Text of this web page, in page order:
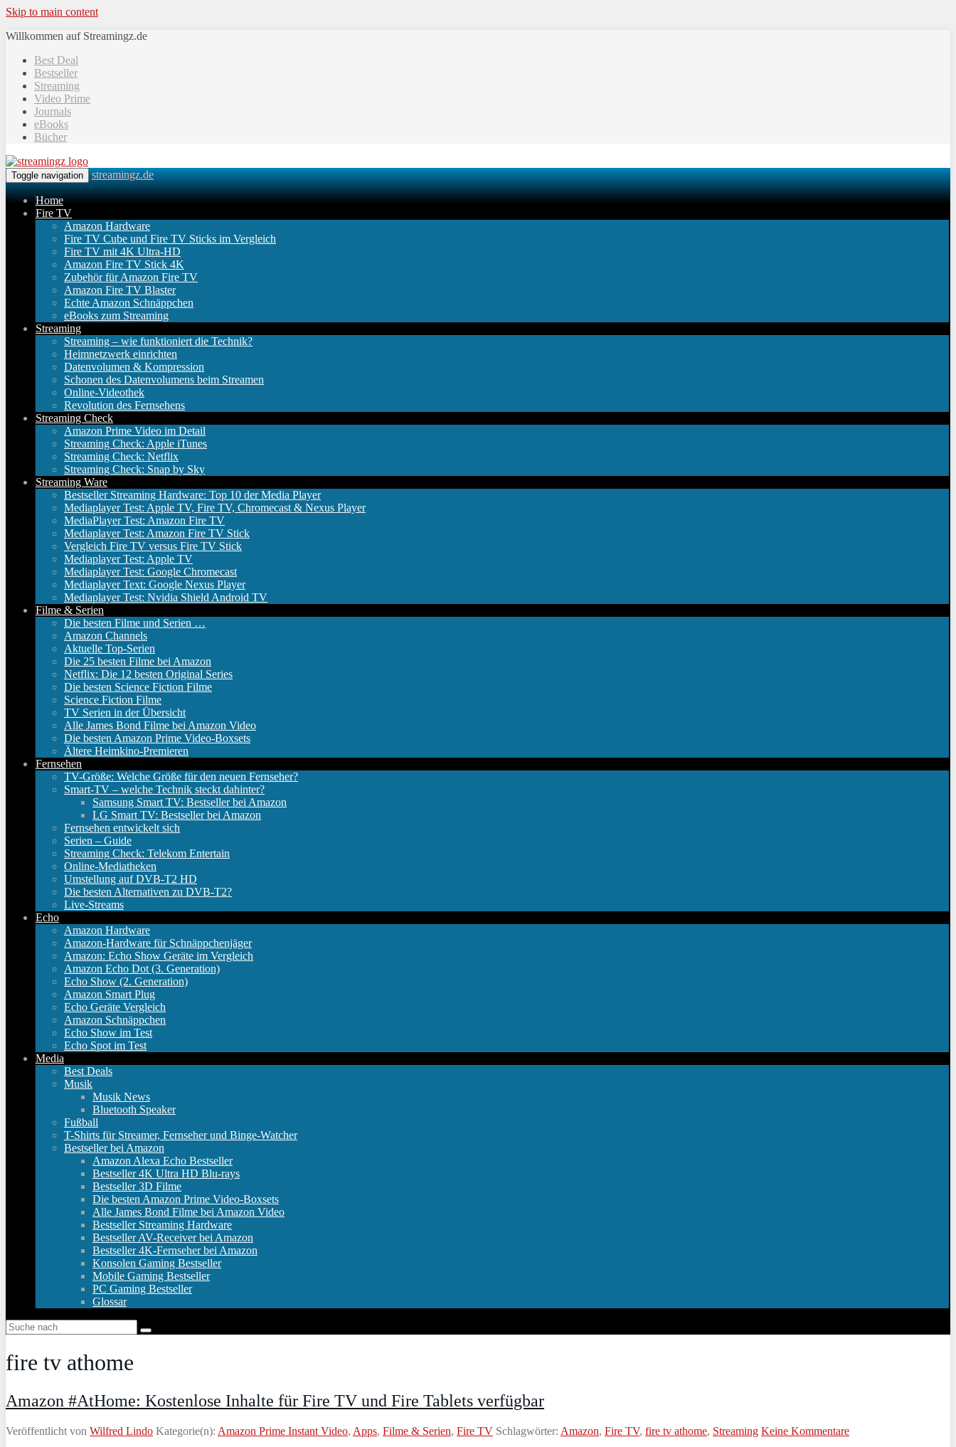
Skip to main content
Willkommen auf Streamingz.de
Best Deal
Bestseller
Streaming
Video Prime
Journals
eBooks
Bücher
Toggle navigation streamingz.de
Home
Fire TV
Amazon Hardware
Fire TV Cube und Fire TV Sticks im Vergleich
Fire TV mit 4K Ultra-HD
Amazon Fire TV Stick 4K
Zubehör für Amazon Fire TV
Amazon Fire TV Blaster
Echte Amazon Schnäppchen
eBooks zum Streaming
Streaming
Streaming – wie funktioniert die Technik?
Heimnetzwerk einrichten
Datenvolumen & Kompression
Schonen des Datenvolumens beim Streamen
Online-Videothek
Revolution des Fernsehens
Streaming Check
Amazon Prime Video im Detail
Streaming Check: Apple iTunes
Streaming Check: Netflix
Streaming Check: Snap by Sky
Streaming Ware
Bestseller Streaming Hardware: Top 10 der Media Player
Mediaplayer Test: Apple TV, Fire TV, Chromecast & Nexus Player
MediaPlayer Test: Amazon Fire TV
Mediaplayer Test: Amazon Fire TV Stick
Vergleich Fire TV versus Fire TV Stick
Mediaplayer Test: Apple TV
Mediaplayer Test: Google Chromecast
Mediaplayer Text: Google Nexus Player
Mediaplayer Test: Nvidia Shield Android TV
Filme & Serien
Die besten Filme und Serien …
Amazon Channels
Aktuelle Top-Serien
Die 25 besten Filme bei Amazon
Netflix: Die 12 besten Original Series
Die besten Science Fiction Filme
Science Fiction Filme
TV Serien in der Übersicht
Alle James Bond Filme bei Amazon Video
Die besten Amazon Prime Video-Boxsets
Ältere Heimkino-Premieren
Fernsehen
TV-Größe: Welche Größe für den neuen Fernseher?
Smart-TV – welche Technik steckt dahinter?
Samsung Smart TV: Bestseller bei Amazon
LG Smart TV: Bestseller bei Amazon
Fernsehen entwickelt sich
Serien – Guide
Streaming Check: Telekom Entertain
Online-Mediatheken
Umstellung auf DVB-T2 HD
Die besten Alternativen zu DVB-T2?
Live-Streams
Echo
Amazon Hardware
Amazon-Hardware für Schnäppchenjäger
Amazon: Echo Show Geräte im Vergleich
Amazon Echo Dot (3. Generation)
Echo Show (2. Generation)
Amazon Smart Plug
Echo Geräte Vergleich
Amazon Schnäppchen
Echo Show im Test
Echo Spot im Test
Media
Best Deals
Musik
Musik News
Bluetooth Speaker
Fußball
T-Shirts für Streamer, Fernseher und Binge-Watcher
Bestseller bei Amazon
Amazon Alexa Echo Bestseller
Bestseller 4K Ultra HD Blu-rays
Bestseller 3D Filme
Die besten Amazon Prime Video-Boxsets
Alle James Bond Filme bei Amazon Video
Bestseller Streaming Hardware
Bestseller AV-Receiver bei Amazon
Bestseller 4K-Fernseher bei Amazon
Konsolen Gaming Bestseller
Mobile Gaming Bestseller
PC Gaming Bestseller
Glossar
fire tv athome
Amazon #AtHome: Kostenlose Inhalte für Fire TV und Fire Tablets verfügbar
Veröffentlicht von Wilfred Lindo Kategorie(n): Amazon Prime Instant Video, Apps, Filme & Serien, Fire TV Schlagwörter: Amazon, Fire TV, fire tv athome, Streaming Keine Kommentare